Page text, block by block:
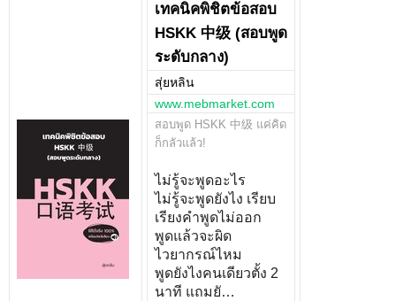
เทคนิคพิชิตข้อสอบ
HSKK 中级 (สอบพูด
ระดับกลาง)
สุ่ยหลิน
www.mebmarket.com
สอบพูด HSKK 中级 แค่คิด
ก็กลัวแล้ว!
ไม่รู้จะพูดอะไร
ไม่รู้จะพูดยังไง เรียบ
เรียงคำพูดไม่ออก
พูดแล้วจะผิด
ไวยากรณ์ไหม
พูดยังไงคนเดียวตั้ง 2
นาที แถมยั…